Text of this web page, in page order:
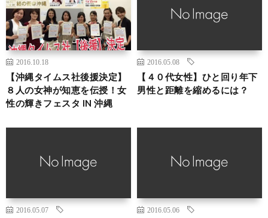
2016.10.18
【沖縄タイムス社後援決定】
８人の女神が知恵を伝授！女
性の輝きフェスタ IN 沖縄
2016.05.08
【４０代女性】ひと回り年下
男性と距離を縮めるには？
2016.05.07 2016.05.06